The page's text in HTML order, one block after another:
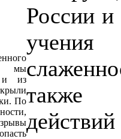
мы
и из
По
России
учения
также